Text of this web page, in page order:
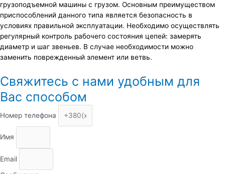
грузоподъемной машины с грузом. Основным преимуществом
приспособлений данного типа является безопасность в
условиях правильной эксплуатации. Необходимо осуществлять
регулярный контроль рабочего состояния цепей: замерять
диаметр и шаг звеньев. В случае необходимости можно
заменить поврежденный элемент или ветвь.
Свяжитесь с нами удобным для
Вас способом
Номер телефона
Имя
Email